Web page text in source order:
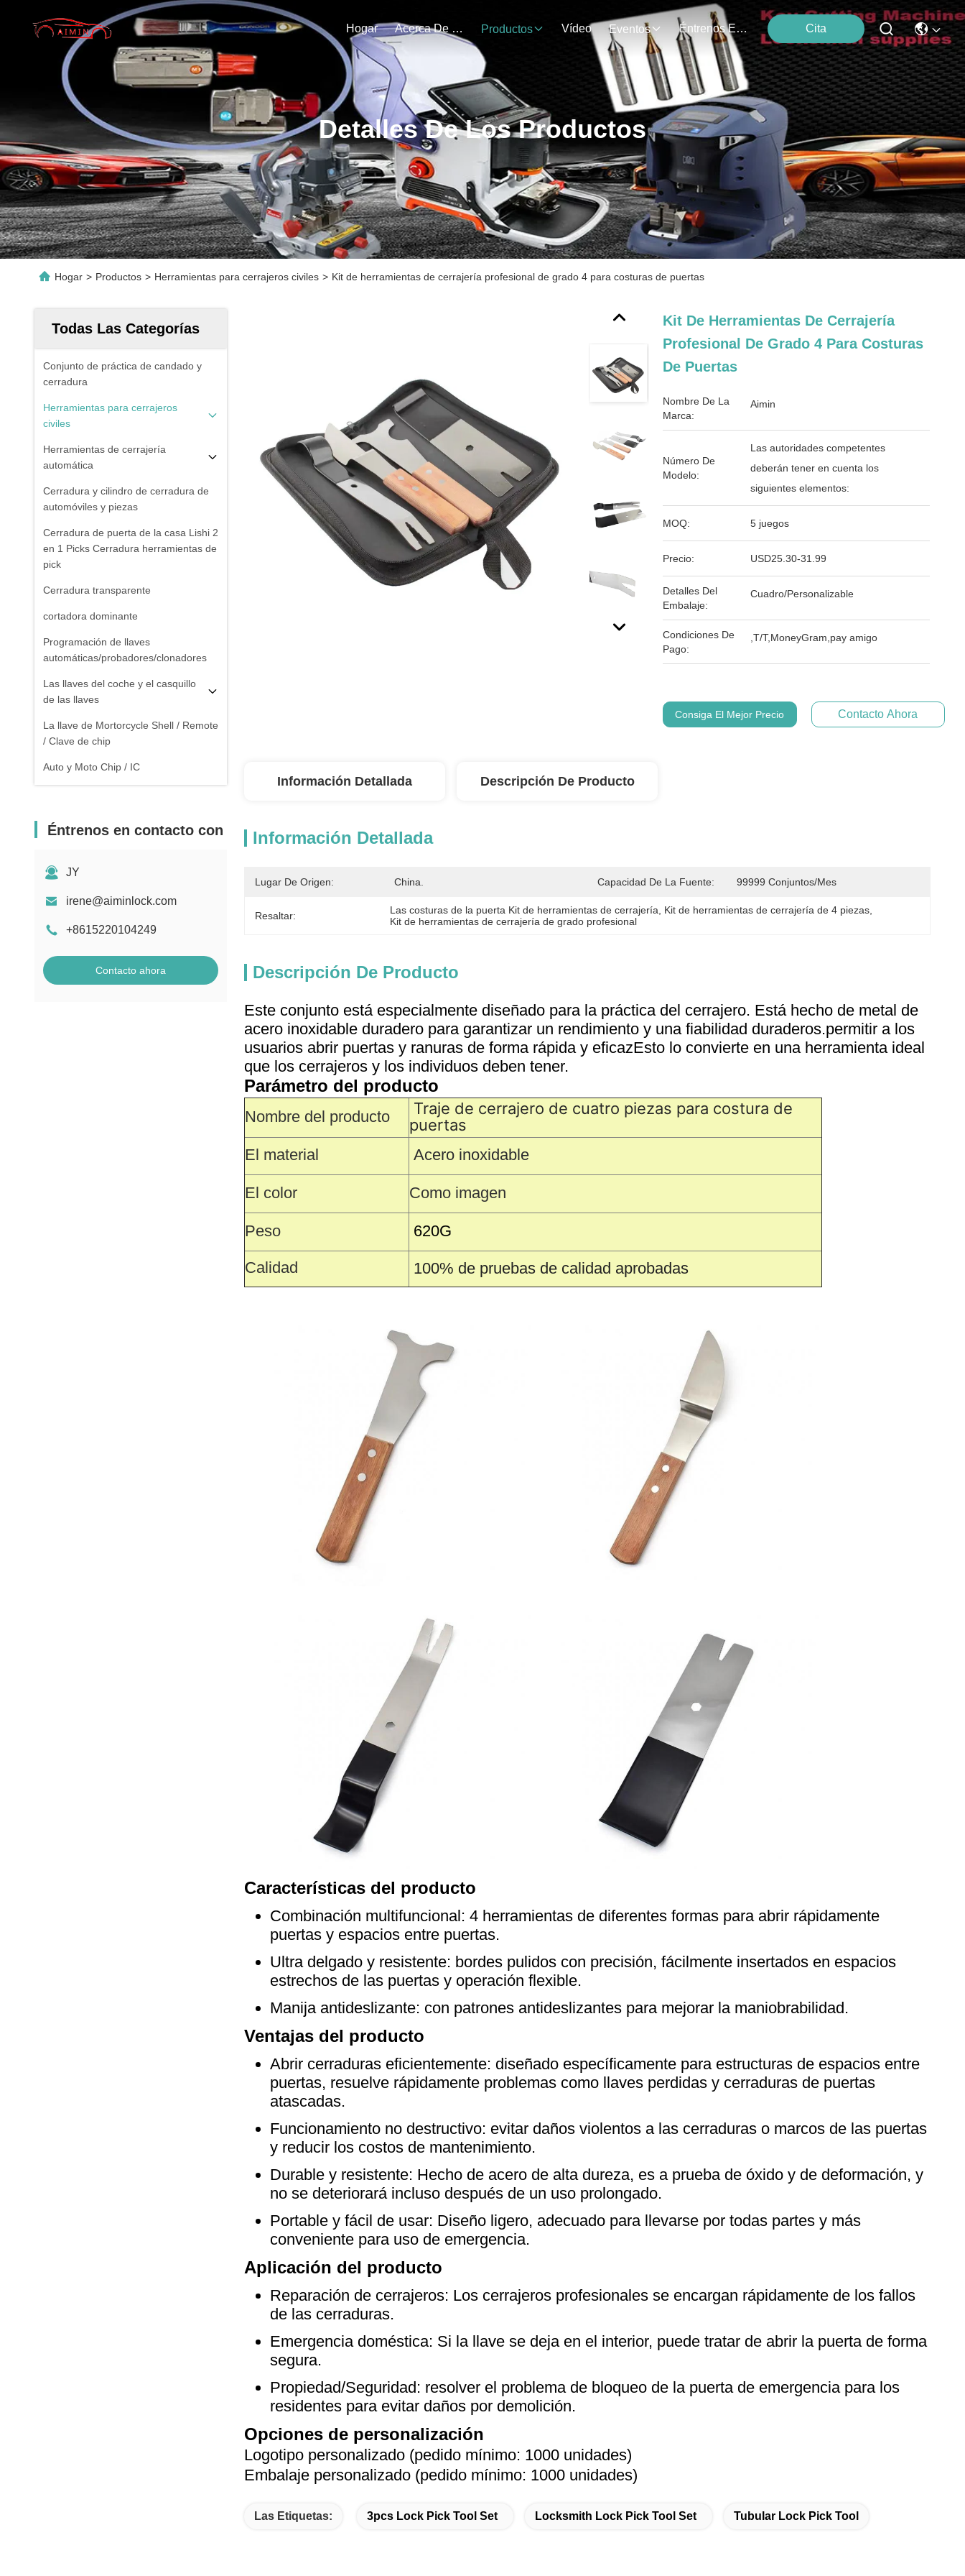
Hogar Acerca De Nosotros Productos Vídeo Eventos Éntrenos En Contacto Con Cita
Detalles De Los Productos
Hogar > Productos > Herramientas para cerrajeros civiles > Kit de herramientas de cerrajería profesional de grado 4 para costuras de puertas
Todas Las Categorías
Conjunto de práctica de candado y
cerradura
Herramientas para cerrajeros
civiles
Herramientas de cerrajería
automática
Cerradura y cilindro de cerradura de
automóviles y piezas
Cerradura de puerta de la casa Lishi 2
en 1 Picks Cerradura herramientas de
pick
Cerradura transparente
cortadora dominante
Programación de llaves
automáticas/probadores/clonadores
Las llaves del coche y el casquillo
de las llaves
La llave de Mortorcycle Shell / Remote
/ Clave de chip
Auto y Moto Chip / IC
Éntrenos en contacto con
JY
irene@aiminlock.com
+8615220104249
Contacto ahora
Kit De Herramientas De Cerrajería
Profesional De Grado 4 Para Costuras
De Puertas
Nombre De La
Marca:
Aimin
Número De
Modelo:
Las autoridades competentes
deberán tener en cuenta los
siguientes elementos:
MOQ: 5 juegos
Precio: USD25.30-31.99
Detalles Del
Embalaje:
Cuadro/Personalizable
Condiciones De
Pago:
,T/T,MoneyGram,pay amigo
Consiga El Mejor Precio Contacto Ahora
Información Detallada Descripción De Producto
Información Detallada
Lugar De Origen: China. Capacidad De La Fuente: 99999 Conjuntos/mes
Resaltar: Las costuras de la puerta Kit de herramientas de cerrajería Kit de herramientas de cerrajería de 4 piezas
Kit de herramientas de cerrajería de grado profesional
Descripción De Producto
Este conjunto está especialmente diseñado para la práctica del cerrajero. Está hecho de metal de
acero inoxidable duradero para garantizar un rendimiento y una fiabilidad duraderos.permitir a los
usuarios abrir puertas y ranuras de forma rápida y eficazEsto lo convierte en una herramienta ideal
que los cerrajeros y los individuos deben tener.
Parámetro del producto
Nombre del producto
Traje de cerrajero de cuatro piezas para costura de
puertas
El material Acero inoxidable
El color Como imagen
Peso 620G
Calidad 100% de pruebas de calidad aprobadas
Características del producto
Combinación multifuncional: 4 herramientas de diferentes formas para abrir rápidamente
puertas y espacios entre puertas.
Ultra delgado y resistente: bordes pulidos con precisión, fácilmente insertados en espacios
estrechos de las puertas y operación flexible.
Manija antideslizante: con patrones antideslizantes para mejorar la maniobrabilidad.
Ventajas del producto
Abrir cerraduras eficientemente: diseñado específicamente para estructuras de espacios entre
puertas, resuelve rápidamente problemas como llaves perdidas y cerraduras de puertas
atascadas.
Funcionamiento no destructivo: evitar daños violentos a las cerraduras o marcos de las puertas
y reducir los costos de mantenimiento.
Durable y resistente: Hecho de acero de alta dureza, es a prueba de óxido y de deformación, y
no se deteriorará incluso después de un uso prolongado.
Portable y fácil de usar: Diseño ligero, adecuado para llevarse por todas partes y más
conveniente para uso de emergencia.
Aplicación del producto
Reparación de cerrajeros: Los cerrajeros profesionales se encargan rápidamente de los fallos
de las cerraduras.
Emergencia doméstica: Si la llave se deja en el interior, puede tratar de abrir la puerta de forma
segura.
Propiedad/Seguridad: resolver el problema de bloqueo de la puerta de emergencia para los
residentes para evitar daños por demolición.
Opciones de personalización
Logotipo personalizado (pedido mínimo: 1000 unidades)
Embalaje personalizado (pedido mínimo: 1000 unidades)
Las Etiquetas: 3pcs Lock Pick Tool Set Locksmith Lock Pick Tool Set Tubular Lock Pick Tool